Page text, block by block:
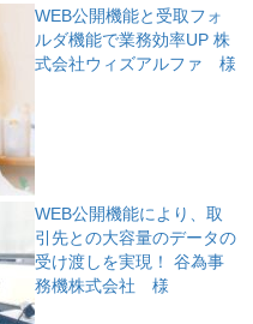
WEB公開機能と受取フォ
ルダ機能で業務効率UP株
式会社ウィズアルファ 様
WEB公開機能により、取
引先との大容量のデータの
受け渡しを実現！谷為事
務機株式会社 様